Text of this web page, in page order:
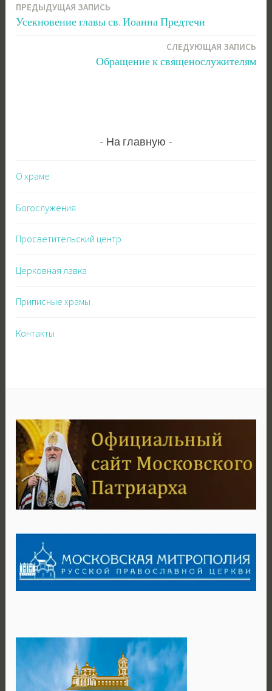
Навигация
ПРЕДЫДУЩАЯ ЗАПИСЬ
Усекновение главы св. Иоанна Предтечи
СЛЕДУЮЩАЯ ЗАПИСЬ
Обращение к священослужителям
На главную
О храме
Богослужения
Просветительский центр
Церковная лавка
Приписные храмы
Контакты